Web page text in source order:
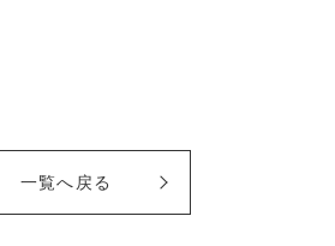
一覧へ戻る